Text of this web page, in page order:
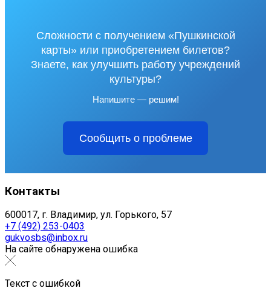
Сложности с получением «Пушкинской
карты» или приобретением билетов?
Знаете, как улучшить работу учреждений
культуры?
Напишите — решим!
Сообщить о проблеме
Контакты
600017, г. Владимир, ул. Горького, 57
+7 (492) 253-0403
gukvosbs@inbox.ru
На сайте обнаружена ошибка
Текст с ошибкой